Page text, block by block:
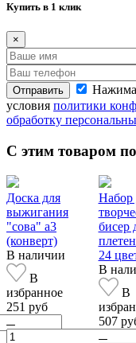
Купить в 1 клик
×
Отправить
условия политики
обработку
С этим товаром
Доска для
выжигания
"сова" а3
(конверт)
В наличии
В
избранное
251 руб
Набор
бисер
24
В
В
507